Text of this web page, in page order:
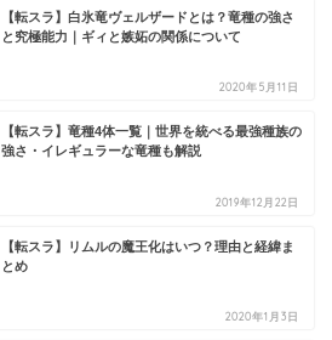
【転スラ】白氷竜ヴェルザードとは？竜種の強さ
と究極能力｜ギィと嫉妬の関係について
2020年5月11日
【転スラ】竜種4体一覧｜世界を統べる最強種族の
強さ・イレギュラーな竜種も解説
2019年12月22日
【転スラ】リムルの魔王化はいつ？理由と経緯ま
とめ
2020年1月3日